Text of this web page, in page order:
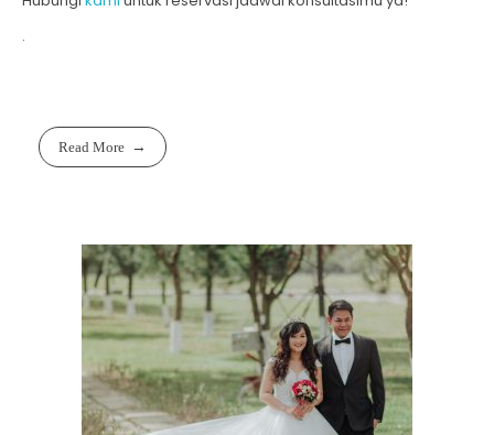
.
Read More